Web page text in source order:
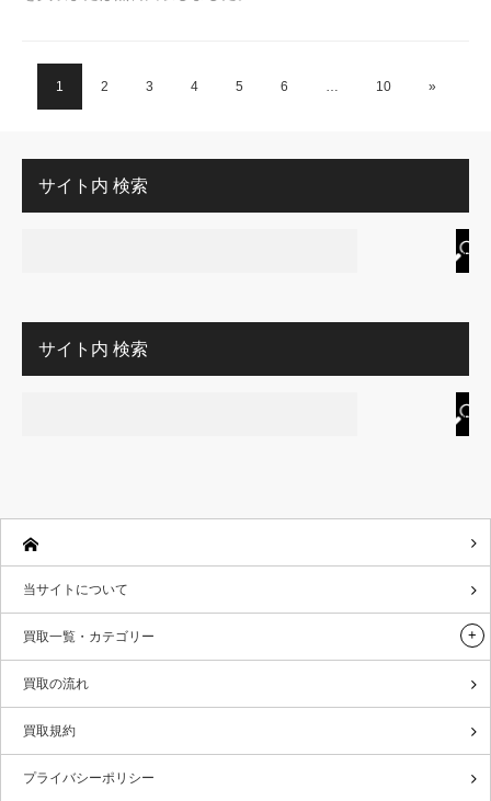
1 2 3 4 5 6 … 10 »
サイト内 検索
サイト内 検索
当サイトについて
買取一覧・カテゴリー
買取の流れ
買取規約
プライバシーポリシー